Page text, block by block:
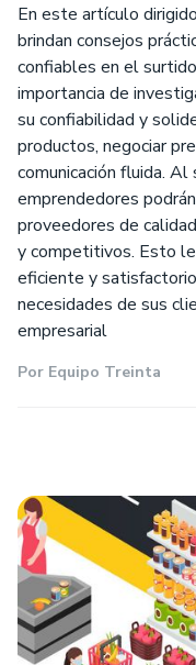
En este artículo
brindan consejos
confiables en el
importancia de
su confiabilidad y
productos, negociar
comunicación fluida.
emprendedores
proveedores de
y competitivos. Esto
eficiente y
necesidades de sus
empresarial
Por Equipo Treinta